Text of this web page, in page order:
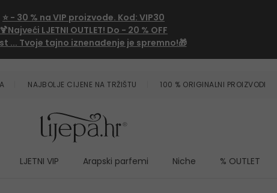
⭐ - 30 % na VIP proizvode. Kod: VIP30
🍹Najveći LJETNI OUTLET! Do - 20 % OFF
... Tvoje tajno iznenađenje je spremno!🎁
NAJBOLJE CIJENE NA TRŽIŠTU 100 % ORIGINALNI PROIZVODI
LJETNI VIP Arapski parfemi Niche % OUTLET